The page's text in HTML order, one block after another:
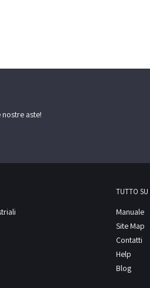
aste!
TUTTO
Manuale
Site Map
Contatti
Help
Blog